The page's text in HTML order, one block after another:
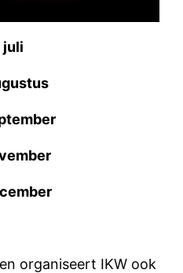
juli
organiseert IKW ook